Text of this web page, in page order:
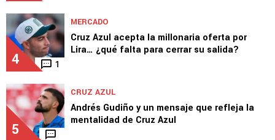
4 1
MERCADO
Cruz Azul acepta la millonaria oferta por
Lira… ¿qué falta para cerrar su salida?
5
CRUZ AZUL
Andrés Gudiño y un mensaje que refleja la
mentalidad de Cruz Azul